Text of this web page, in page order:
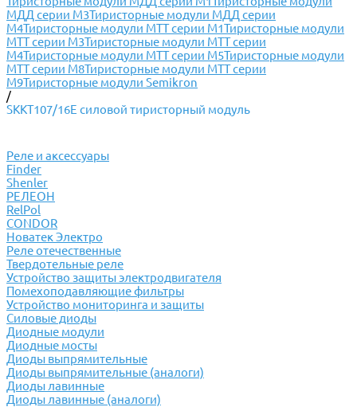
МДД серии М3Тиристорные модули МДД серии
М4Тиристорные модули МТТ серии М1Тиристорные модули
МТТ серии М3Тиристорные модули МТТ серии
М4Тиристорные модули МТТ серии М5Тиристорные модули
МТТ серии М8Тиристорные модули МТТ серии
М9Тиристорные модули Semikron
/
SKKT107/16E силовой тиристорный модуль
Реле и аксессуары
Finder
Shenler
РЕЛЕОН
RelPol
CONDOR
Новатек Электро
Реле отечественные
Твердотельные реле
Устройство защиты электродвигателя
Помехоподавляющие фильтры
Устройство мониторинга и защиты
Силовые диоды
Диодные модули
Диодные мосты
Диоды выпрямительные
Диоды выпрямительные (аналоги)
Диоды лавинные
Диоды лавинные (аналоги)